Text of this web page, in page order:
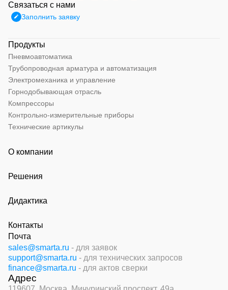
Связаться с нами
Заполнить заявку
Продукты
Пневмоавтоматика
Трубопроводная арматура и автоматизация
Электромеханика и управление
Горнодобывающая отрасль
Компрессоры
Контрольно-измерительные приборы
Технические артикулы
О компании
Решения
Дидактика
Контакты
Почта
sales@smarta.ru - для заявок
support@smarta.ru - для технических запросов
finance@smarta.ru - для актов сверки
Адрес